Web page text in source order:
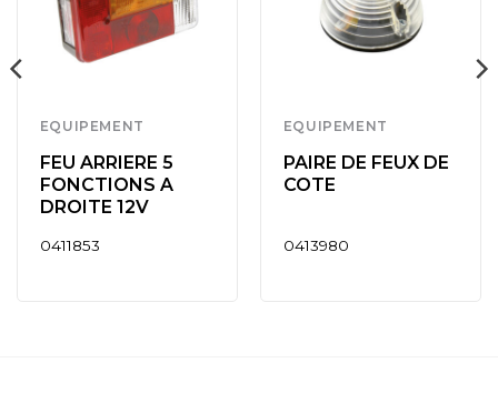
EQUIPEMENT
FEU ARRIERE 5
FONCTIONS A
DROITE 12V
0411853
EQUIPEMENT
PAIRE DE FEUX DE
COTE
0413980